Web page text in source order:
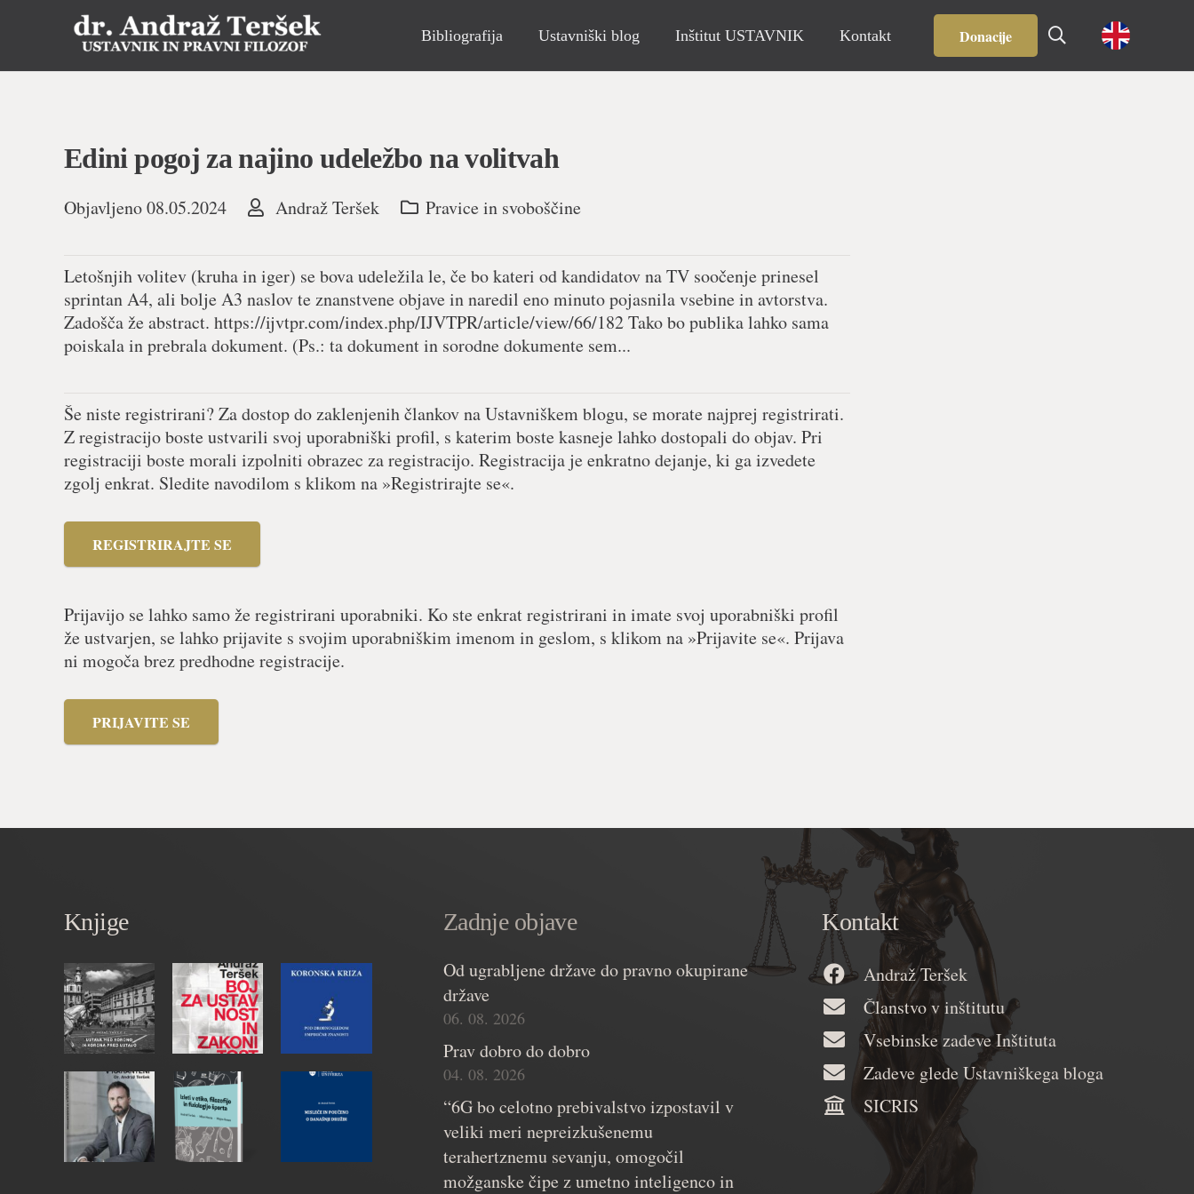
Bibliografija Ustavniški blog Inštitut USTAVNIK Kontakt Donacije
Edini pogoj za najino udeležbo na volitvah
Objavljeno08.05.2024 Andraž Teršek Pravice in svoboščine
Letošnjih volitev (kruha in iger) se bova udeležila le, če bo kateri od kandidatov na TV soočenje prinesel
sprintan A4, ali bolje A3 naslov te znanstvene objave in naredil eno minuto pojasnila vsebine in avtorstva.
Zadošča že abstract. https://ijvtpr.com/index.php/IJVTPR/article/view/66/182 Tako bo publika lahko sama
poiskala in prebrala dokument. (Ps.: ta dokument in sorodne dokumente sem...
Še niste registrirani? Za dostop do zaklenjenih člankov na Ustavniškem blogu, se morate najprej registrirati.
Z registracijo boste ustvarili svoj uporabniški profil, s katerim boste kasneje lahko dostopali do objav. Pri
registraciji boste morali izpolniti obrazec za registracijo. Registracija je enkratno dejanje, ki ga izvedete
zgolj enkrat. Sledite navodilom s klikom na »Registrirajte se«.
REGISTRIRAJTE SE
Prijavijo se lahko samo že registrirani uporabniki. Ko ste enkrat registrirani in imate svoj uporabniški profil
že ustvarjen, se lahko prijavite s svojim uporabniškim imenom in geslom, s klikom na »Prijavite se«. Prijava
ni mogoča brez predhodne registracije.
PRIJAVITE SE
Knjige Zadnje objave
Od ugrabljene države do pravno okupirane
države
06. 08. 2026
Prav dobro do dobro
04. 08. 2026
“6G bo celotno prebivalstvo izpostavil v
veliki meri nepreizkušenemu
terahertznemu sevanju, omogočil
možganske čipe z umetno inteligenco in
Kontakt
Andraž Teršek
Članstvo v inštitutu
Vsebinske zadeve Inštituta
Zadeve glede Ustavniškega bloga
SICRIS